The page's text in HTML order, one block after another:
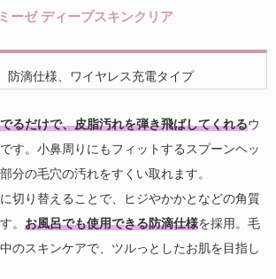
防滴仕様、ワイヤレス充電タイプ
るだけで、皮脂汚れを弾き飛ばしてくれるウ
す。小鼻周りにもフィットするスプーンヘッ
分の毛穴の汚れをすくい取れます。
切り替えることで、ヒジやかかとなどの角質
。 お風呂でも使用できる防滴仕様を採用。毛
のスキンケアで、ツルっとしたお肌を目指し